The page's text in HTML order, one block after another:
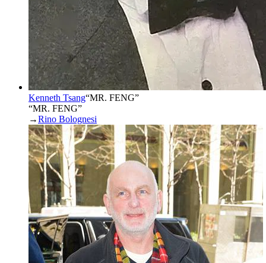
Kenneth Tsang“MR. FENG”
“MR. FENG”
→Rino Bolognesi